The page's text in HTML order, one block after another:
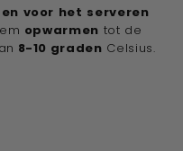
voor het serveren
opwarmen tot de
8-10 graden Celsius.